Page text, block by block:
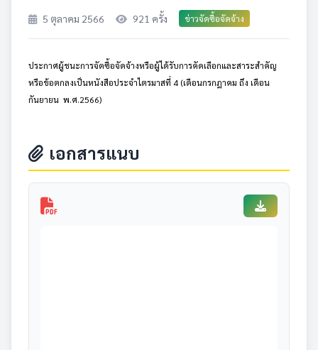
5 ตุลาคม 2566 921 ครั้ง ข่าวจัดซื้อจัดจ้าง
ประกาศผู้ชนะการจัดซื้อจัดจ้างหรือผู้ได้รับการคัดเลือกและสาระสำคัญ
หรือข้อตกลงเป็นหนังสือประจำไตรมาสที่ 4 (เดือนกรกฎาคม ถึง เดือน
กันยายน พ.ศ.2566)
เอกสารแนบ